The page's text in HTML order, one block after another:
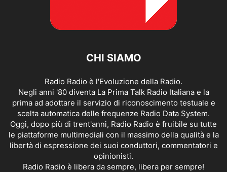
CHI SIAMO
Radio Radio è l'Evoluzione della Radio.
Negli anni '80 diventa La Prima Talk Radio Italiana e la
prima ad adottare il servizio di riconoscimento testuale e
scelta automatica delle frequenze Radio Data System.
Oggi, dopo più di trent'anni, Radio Radio è fruibile su tutte
le piattaforme multimediali con il massimo della qualità e la
libertà di espressione dei suoi conduttori, commentatori e
opinionisti.
Radio Radio è libera da sempre, libera per sempre!